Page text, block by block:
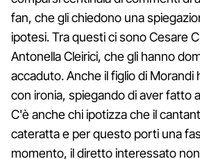
fan, che gli chiedono una
ipotesi. Tra questi ci sono Cesare
Antonella Cleirici, che gli hanno
accaduto. Anche il figlio di
con ironia, spiegando di aver fatto
C'è anche chi ipotizza che il
cateratta e per questo porti una
momento, il diretto interessato